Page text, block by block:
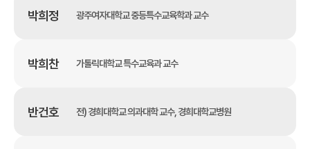
박희정 광주여자대학교 중등특수교육학과 교수
박희찬 가톨릭대학교 특수교육과 교수
반건호 전) 경희대학교 의과대학 교수, 경희대학교병원